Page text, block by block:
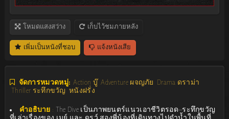
โหมดแสงสว่าง เก็บไว้ชมภายหลัง
เพิ่มเป็นหนังที่ชอบ แจ้งหนังเสีย
จัดการหมวดหมู่: Action บู๊ Adventure ผจญภัย
Drama ดราม่า
Thriller ระทึกขวัญ หนังฝรั่ง
คำอธิบาย : The Dive เป็นภาพยนตร์แนวเอาชีวิตรอด–ระทึกขวัญ